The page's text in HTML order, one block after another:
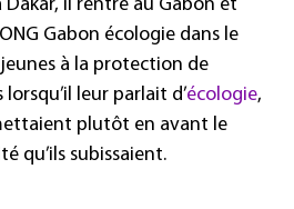
Dakar, il rentre au Gabon et
Gabon écologie dans le
à la protection de
leur parlait d’écologie,
plutôt en avant le
qu’ils subissaient.